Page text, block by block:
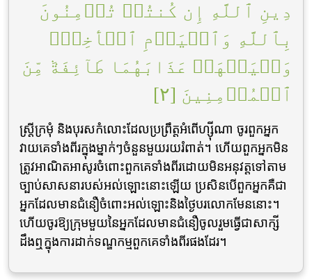
دِينِ ٱللَّهِ إِن كُنتُمۡ تُؤۡمِنُونَ
بِٱللَّهِ وَٱلۡيَوۡمِ ٱلۡأٓخِرِۖ
وَلۡيَشۡهَدۡ عَذَابَهُمَا طَآئِفَةٞ مِّنَ
ٱلۡمُؤۡمِنِينَ [٢]
ស្ត្រីក្រមុំ និងបុរសកំលោះដែលប្រព្រឹត្តអំពើហ្ស៊ីណា ចូរពួកអ្នក
វាយគេទាំងពីរក្នុងម្នាក់ៗចំនួនមួយរយរំពាត់។ ហើយពួកអ្នកមិន
ត្រូវអាណិតអាសូរចំពោះពួកគេទាំងពីរដោយមិនអនុវត្តទៅតាម
ច្បាប់សាសនារបស់អល់ឡោះនោះឡើយ ប្រសិនបើពួកអ្នកគឺជា
អ្នកដែលមានជំនឿចំពោះអល់ឡោះនិងថ្ងៃបរលោកមែននោះ។
ហើយចូរឱ្យក្រុមមួយនៃអ្នកដែលមានជំនឿចូលរួមធ្វើជាសាក្សី
ដឹងឮក្នុងការដាក់ទណ្ឌកម្មពួកគេទាំងពីរផងដែរ។